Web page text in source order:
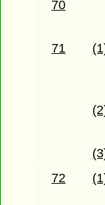
70
71
72